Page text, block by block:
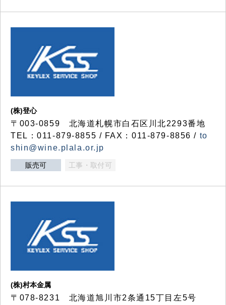
(株)登心
〒003-0859 北海道札幌市白石区川北2293番地
TEL：011-879-8855 / FAX：011-879-8856 / to
shin@wine.plala.or.jp
販売可 工事・取付可
(株)村本金属
〒078-8231 北海道旭川市2条通15丁目左5号